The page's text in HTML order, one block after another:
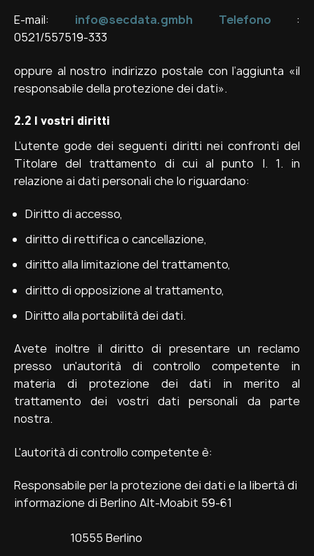
E-mail: info@secdata.gmbh Telefono :
0521/557519-333
oppure al nostro indirizzo postale con l’aggiunta «il
responsabile della protezione dei dati».
2.2 I vostri diritti
L’utente gode dei seguenti diritti nei confronti del
Titolare del trattamento di cui al punto I. 1. in
relazione ai dati personali che lo riguardano:
Diritto di accesso,
diritto di rettifica o cancellazione,
diritto alla limitazione del trattamento,
diritto di opposizione al trattamento,
Diritto alla portabilità dei dati.
Avete inoltre il diritto di presentare un reclamo
presso un'autorità di controllo competente in
materia di protezione dei dati in merito al
trattamento dei vostri dati personali da parte
nostra.
L'autorità di controllo competente è:
Responsabile per la protezione dei dati e la libertà di
informazione di Berlino Alt-Moabit 59-61
10555 Berlino